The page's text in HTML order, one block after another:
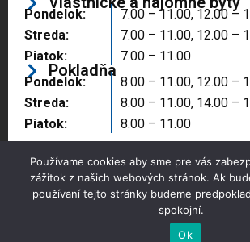
Pondelok:
Streda:
Piatok:
7.00 – 11.00, 12.00 –
7.00 – 11.00, 12.00 –
7.00 – 11.00
Pokladňa
Pondelok:
Streda:
Piatok:
8.00 – 11.00, 12.00 –
8.00 – 11.00, 14.00 –
8.00 – 11.00
Copyright © 2025 Správa
Partizánske
Používame cookies aby sme pre vás
zážitok z našich webových stránok. Ak
používaní tejto stránky budeme
spokojní.
Ok